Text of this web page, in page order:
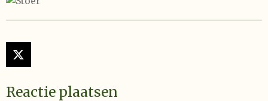
X
Reactie plaatsen